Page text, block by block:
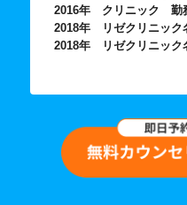
2016年 クリニック 勤
2018年 リゼクリニッ
2018年 リゼクリニッ